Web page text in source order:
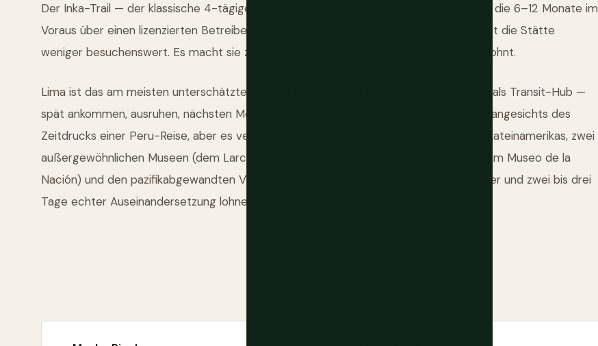
Der Inka-Trail — der klassische 4-tägige Trek zur Stätte — erfordert Genehmigungen, die 6–12 Monate im
Voraus über einen lizenzierten Betreiber gebucht werden müssen. Keines davon macht die Stätte
weniger besuchenswert. Es macht sie zu einer Planungsübung, die frühes Handeln belohnt.
Lima ist das am meisten unterschätzte Ziel des Landes. Viele Besucher behandeln es als Transit-Hub —
spät ankommen, ausruhen, nächsten Morgen nach Cusco fliegen. Das ist verständlich angesichts des
Zeitdrucks einer Peru-Reise, aber es verpasst eine Stadt mit der besten Foodszene Lateinamerikas, zwei
außergewöhnlichen Museen (dem Larco-Museum für präkolumbianische Kunst und dem Museo de la
Nación) und den pazifikabgewandten Vierteln Miraflores und Barranco, die schön, sicher und zwei bis drei
Tage echter Auseinandersetzung lohnen.